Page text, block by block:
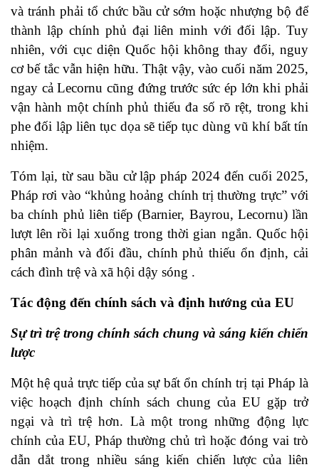
và tránh phải tổ chức bầu cử sớm hoặc nhượng bộ để
thành lập chính phủ đại liên minh với đối lập. Tuy
nhiên, với cục diện Quốc hội không thay đổi, nguy
cơ bế tắc vẫn hiện hữu. Thật vậy, vào cuối năm 2025,
ngay cả Lecornu cũng đứng trước sức ép lớn khi phải
vận hành một chính phủ thiếu đa số rõ rệt, trong khi
phe đối lập liên tục dọa sẽ tiếp tục dùng vũ khí bất tín
nhiệm.
Tóm lại, từ sau bầu cử lập pháp 2024 đến cuối 2025,
Pháp rơi vào “khủng hoảng chính trị thường trực” với
ba chính phủ liên tiếp (Barnier, Bayrou, Lecornu) lần
lượt lên rồi lại xuống trong thời gian ngắn. Quốc hội
phân mảnh và đối đầu, chính phủ thiếu ổn định, cải
cách đình trệ và xã hội dậy sóng .
Tác động đến chính sách và định hướng của EU
Sự trì trệ trong chính sách chung và sáng kiến chiến
lược
Một hệ quả trực tiếp của sự bất ổn chính trị tại Pháp là
việc hoạch định chính sách chung của EU gặp trở
ngại và trì trệ hơn. Là một trong những động lực
chính của EU, Pháp thường chủ trì hoặc đóng vai trò
dẫn dắt trong nhiều sáng kiến chiến lược của liên